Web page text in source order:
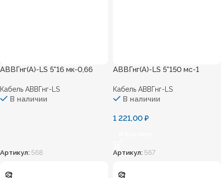
АВВГнг(А)-LS 5*16 мк-0,66
Кабель АВВГнг-LS
В наличии
Артикул: 568
АВВГнг(А)-LS 5*150 мс-1
Кабель АВВГнг-LS
В наличии
1 221,00 ₽
Артикул: 567